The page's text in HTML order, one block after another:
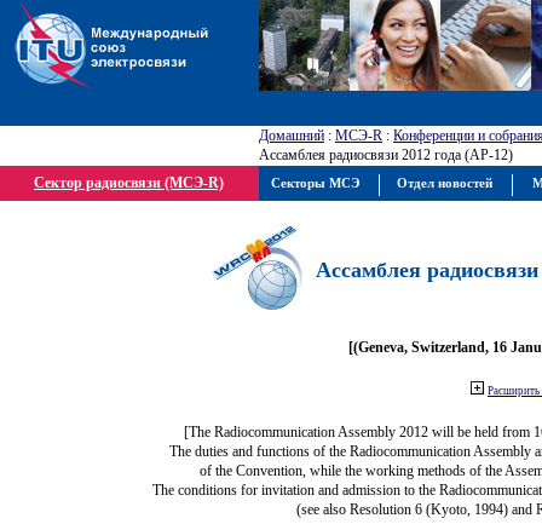
Домашний : МСЭ-R : Конференции и
Ассамблея радиосвязи 2012 года (АР-12)
Сектор радиосвязи (МСЭ-R)
Ассамблея
[(Geneva, Switzerland, 16
Расширить
[The Radiocommunication Assembly 2012 will be held from
The duties and functions of the Radiocommunication
of the Convention, while the working methods of the
The conditions for invitation and admission to the
(see also Resolution 6 (Kyoto, 1994) and
Секторы МСЭ Отдел новостей